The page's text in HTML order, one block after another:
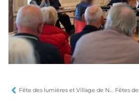
Fête des lumières et Village de Noël